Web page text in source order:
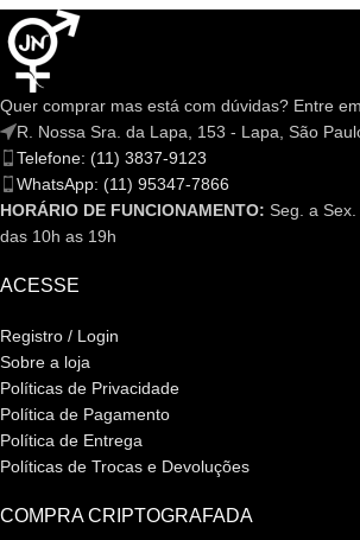
Quer comprar mas está com dúvidas? Entre
R. Nossa Sra. da Lapa, 153 - Lapa, São
Telefone: (11) 3837-9123
WhatsApp: (11) 95347-7866
HORÁRIO DE FUNCIONAMENTO: Seg. a
das 10h as 19h
ACESSE
Registro / Login
Sobre a loja
Políticas de Privacidade
Política de Pagamento
Política de Entrega
Políticas de Trocas e Devoluções
COMPRA CRIPTOGRAFADA